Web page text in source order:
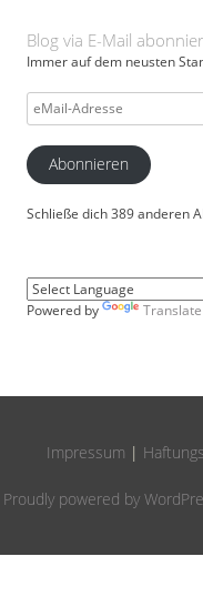
Blog via E-Mail
Immer auf dem neusten
eMail-
Adresse
Abonnieren
Schließe dich 389 anderen
Powered by Translate
Impressum |
Proudly powered by